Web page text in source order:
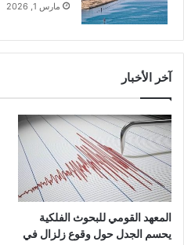
مارس 1, 2026
آخر الأخبار
المعهد القومي للبحوث الفلكية
يحسم الجدل حول وقوع زلزال في